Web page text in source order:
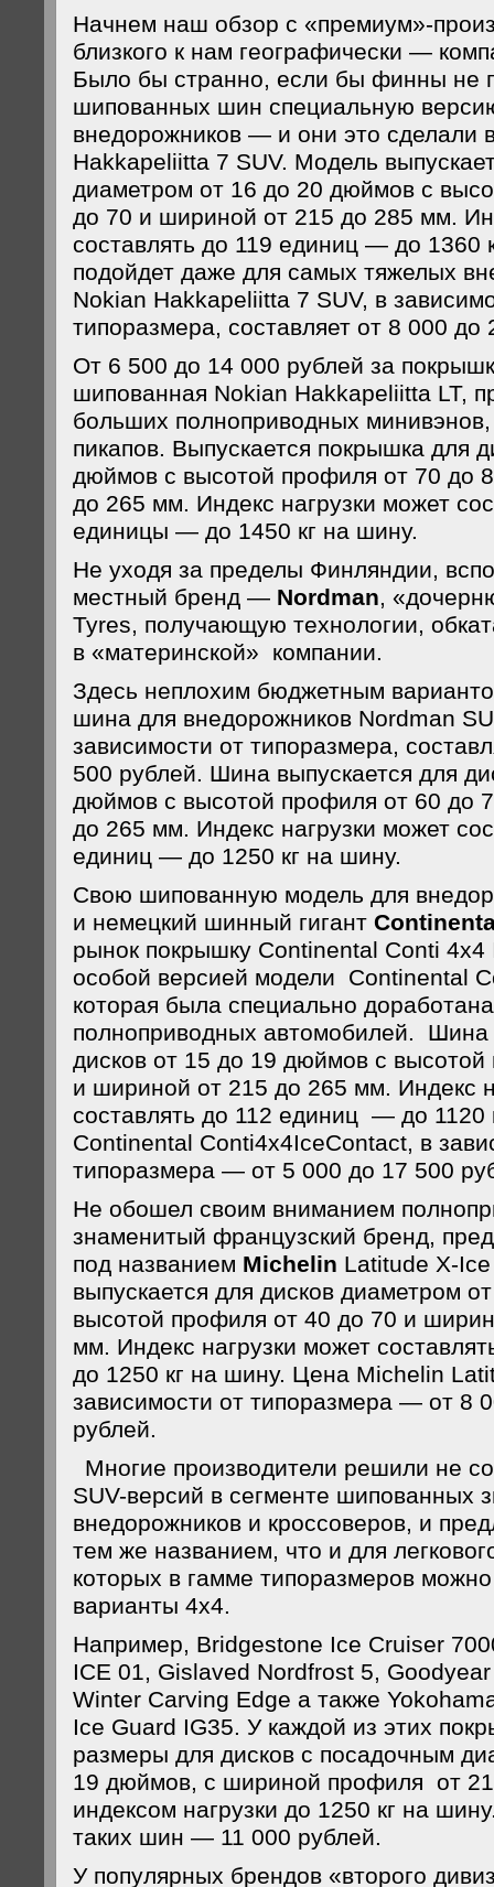
Начнем наш обзор с «премиум»-
близкого к нам географически —
Было бы странно, если бы финны не
шипованных шин специальную
внедорожников — и они это сделали
Hakkapeliitta 7 SUV. Модель
диаметром от 16 до 20 дюймов с
до 70 и шириной от 215 до 285 мм.
составлять до 119 единиц — до 1360
подойдет даже для самых тяжелых
Nokian Hakkapeliitta 7 SUV, в
типоразмера, составляет от 8 000 до
От 6 500 до 14 000 рублей за
шипованная Nokian Hakkapeliitta LT,
больших полноприводных
пикапов. Выпускается покрышка для
дюймов с высотой профиля от 70 до
до 265 мм. Индекс нагрузки может
единицы — до 1450 кг на шину.
Не уходя за пределы Финляндии,
местный бренд — Nordman,
Tyres, получающую технологии,
в «материнской» компании.
Здесь неплохим бюджетным
шина для внедорожников Nordman
зависимости от типоразмера,
500 рублей. Шина выпускается для
дюймов с высотой профиля от 60 до
до 265 мм. Индекс нагрузки может
единиц — до 1250 кг на шину.
Свою шипованную модель для
и немецкий шинный гигант
рынок покрышку Continental Conti
особой версией модели Continental
которая была специально
полноприводных автомобилей. Шина
дисков от 15 до 19 дюймов с
и шириной от 215 до 265 мм. Индекс
составлять до 112 единиц — до 1120
Continental Conti4x4IceContact, в
типоразмера — от 5 000 до 17 500
Не обошел своим вниманием
знаменитый французский бренд,
под названием Michelin Latitude X-
выпускается для дисков диаметром
высотой профиля от 40 до 70 и
мм. Индекс нагрузки может
до 1250 кг на шину. Цена Michelin
зависимости от типоразмера — от 8
рублей.
Многие производители решили не
SUV-версий в сегменте шипованных
внедорожников и кроссоверов, и
тем же названием, что и для
которых в гамме типоразмеров
варианты 4x4.
Например, Bridgestone Ice Cruiser
ICE 01, Gislaved Nordfrost 5,
Winter Carving Edge а также
Ice Guard IG35. У каждой из этих
размеры для дисков с посадочным
19 дюймов, с шириной профиля от
индексом нагрузки до 1250 кг на
таких шин — 11 000 рублей.
У популярных брендов «второго